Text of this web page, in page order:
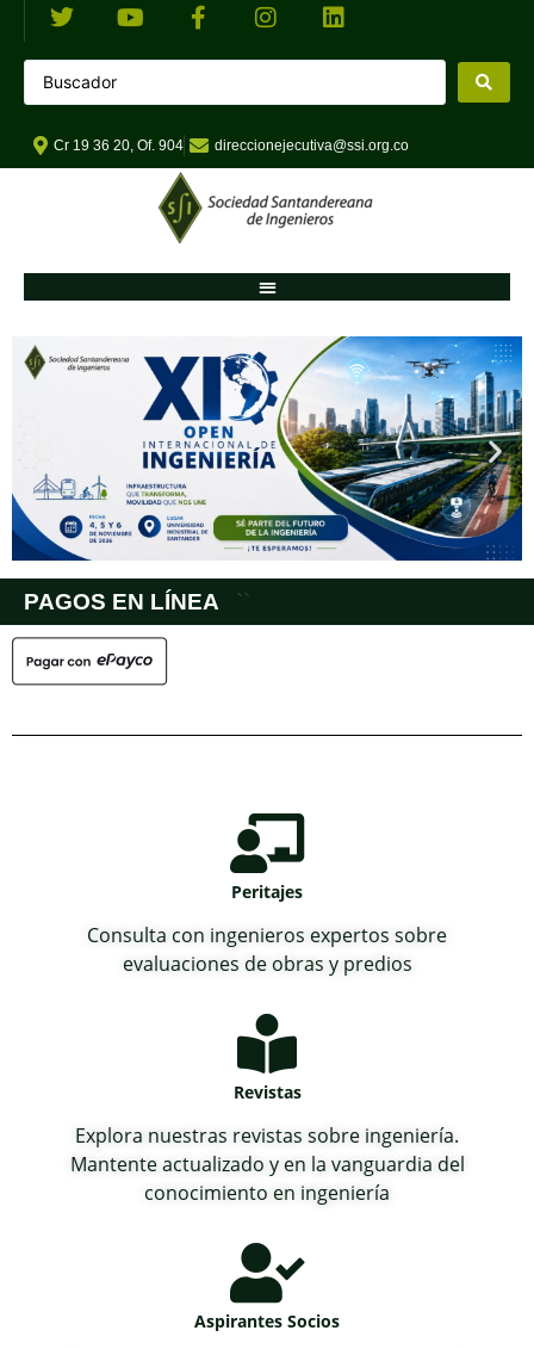
Cr 19 36 20, Of. 904 direccionejecutiva@ssi.org.co
PAGOS EN LÍNEA ``
Peritajes
Consulta con ingenieros expertos sobre
evaluaciones de obras y predios
Revistas
Explora nuestras revistas sobre ingeniería.
Mantente actualizado y en la vanguardia del
conocimiento en ingeniería
Aspirantes Socios